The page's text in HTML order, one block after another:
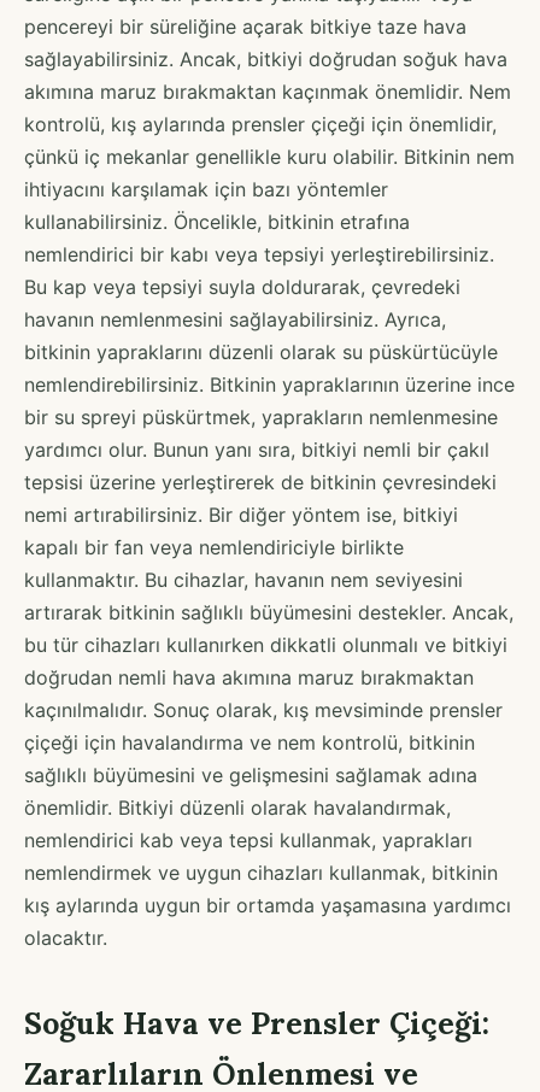
pencereyi bir süreliğine açarak bitkiye taze hava
sağlayabilirsiniz. Ancak, bitkiyi doğrudan soğuk hava
akımına maruz bırakmaktan kaçınmak önemlidir. Nem
kontrolü, kış aylarında prensler çiçeği için önemlidir,
çünkü iç mekanlar genellikle kuru olabilir. Bitkinin nem
ihtiyacını karşılamak için bazı yöntemler
kullanabilirsiniz. Öncelikle, bitkinin etrafına
nemlendirici bir kabı veya tepsiyi yerleştirebilirsiniz.
Bu kap veya tepsiyi suyla doldurarak, çevredeki
havanın nemlenmesini sağlayabilirsiniz. Ayrıca,
bitkinin yapraklarını düzenli olarak su püskürtücüyle
nemlendirebilirsiniz. Bitkinin yapraklarının üzerine ince
bir su spreyi püskürtmek, yaprakların nemlenmesine
yardımcı olur. Bunun yanı sıra, bitkiyi nemli bir çakıl
tepsisi üzerine yerleştirerek de bitkinin çevresindeki
nemi artırabilirsiniz. Bir diğer yöntem ise, bitkiyi
kapalı bir fan veya nemlendiriciyle birlikte
kullanmaktır. Bu cihazlar, havanın nem seviyesini
artırarak bitkinin sağlıklı büyümesini destekler. Ancak,
bu tür cihazları kullanırken dikkatli olunmalı ve bitkiyi
doğrudan nemli hava akımına maruz bırakmaktan
kaçınılmalıdır. Sonuç olarak, kış mevsiminde prensler
çiçeği için havalandırma ve nem kontrolü, bitkinin
sağlıklı büyümesini ve gelişmesini sağlamak adına
önemlidir. Bitkiyi düzenli olarak havalandırmak,
nemlendirici kab veya tepsi kullanmak, yaprakları
nemlendirmek ve uygun cihazları kullanmak, bitkinin
kış aylarında uygun bir ortamda yaşamasına yardımcı
olacaktır.
Soğuk Hava ve Prensler Çiçeği:
Zararlıların Önlenmesi ve